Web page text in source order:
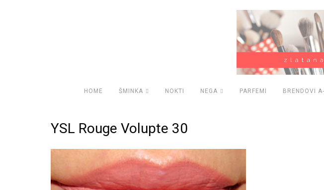
HOME ŠMINKA NOKTI NEGA PARFEMI BRENDOVI
YSL Rouge Volupte 30